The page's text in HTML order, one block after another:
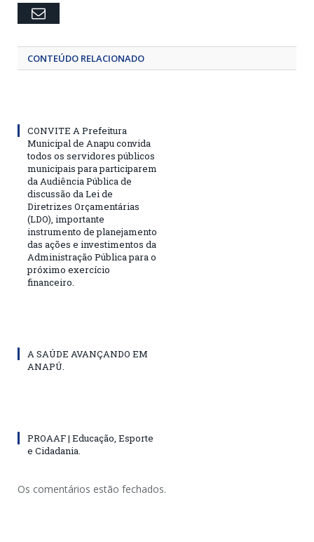
Email
CONTEÚDO RELACIONADO
CONVITE A Prefeitura
Municipal de Anapu convida
todos os servidores públicos
municipais para participarem
da Audiência Pública de
discussão da Lei de
Diretrizes Orçamentárias
(LDO), importante
instrumento de planejamento
das ações e investimentos da
Administração Pública para o
próximo exercício
financeiro.
A SAÚDE AVANÇANDO EM
ANAPÚ.
PROAAF | Educação, Esporte
e Cidadania.
Os comentários estão fechados.